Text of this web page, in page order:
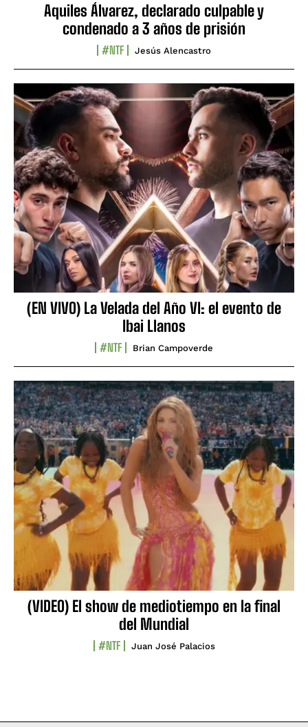
Aquiles Álvarez, declarado culpable y
condenado a 3 años de prisión
#NTF Jesús Alencastro
(EN VIVO) La Velada del Año VI: el evento de
Ibai Llanos
#NTF Brian Campoverde
(VIDEO) El show de mediotiempo en la final
del Mundial
#NTF Juan José Palacios